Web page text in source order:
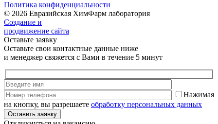
Политика конфиденциальности
© 2026 Евразийская ХимФарм лаборатория
Создание и
продвижение сайта
Оставьте заявку
Оставьте свои контактные данные ниже
и менеджер свяжется с Вами в течение 5 минут
Нажимая
на кнопку, вы разрешаете обработку персональных данных